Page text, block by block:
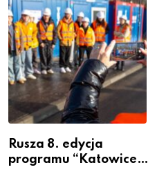
Rusza 8. edycja
programu “Katowice